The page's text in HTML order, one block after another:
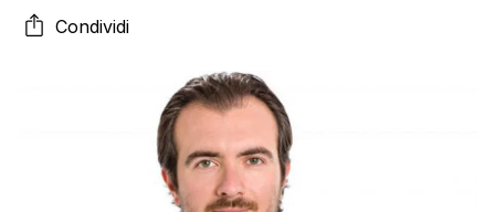
Condividi